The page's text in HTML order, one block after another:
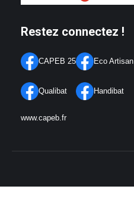
Restez connectez !
CAPEB 25
Qualibat
Eco Artisan
Handibat
www.capeb.fr